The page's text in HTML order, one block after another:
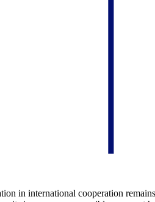
in international cooperation